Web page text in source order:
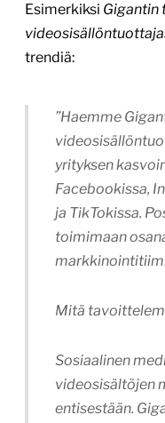
Esimerkiksi Gigantin
trendiä:
”Haemme
yrityksen
Facebookissa,
ja TikTokissa.
toimimaan
Mitä
Sosiaalinen
videosisältöjen
entisestään.